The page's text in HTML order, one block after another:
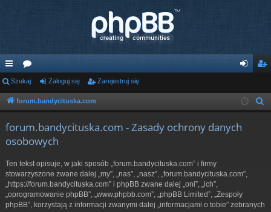
ię
ce
or
a og ej
Szukaj Zaloguj się Zarejestruj się
forum.bandycituska.com
forum.bandycituska.com - Zasady ochrony danych
osobowych
Ten tekst opisuje, w jaki sposób „forum.bandycituska.com” i firmy
stowarzyszone zwane dalej „my”, „nas”, „nasz”, „forum.bandycituska.com”,
„https://forum.bandycituska.com” i phpBB zwane dalej „oni”, „ich”,
„oprogramowanie phpBB”, „www.phpbb.com”, „phpBB Limited”, „Zespoły
phpBB”, korzystają z informacji zwanymi dalej „informacjami o tobie” zebranych